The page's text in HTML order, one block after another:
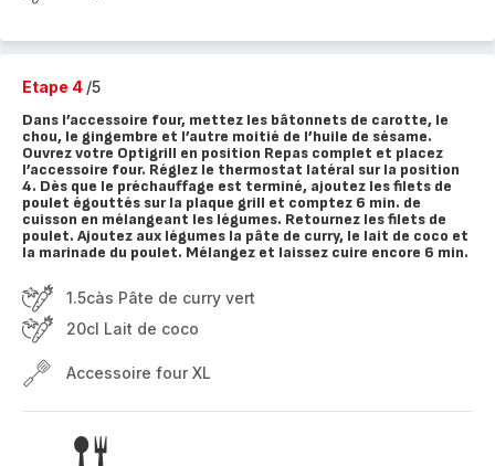
Etape 4 /5
Dans l’accessoire four, mettez les bâtonnets de carotte, le
chou, le gingembre et l’autre moitié de l’huile de sésame.
Ouvrez votre Optigrill en position Repas complet et placez
l’accessoire four. Réglez le thermostat latéral sur la position
4. Dès que le préchauffage est terminé, ajoutez les filets de
poulet égouttés sur la plaque grill et comptez 6 min. de
cuisson en mélangeant les légumes. Retournez les filets de
poulet. Ajoutez aux légumes la pâte de curry, le lait de coco et
la marinade du poulet. Mélangez et laissez cuire encore 6 min.
1.5càs Pâte de curry vert
20cl Lait de coco
Accessoire four XL